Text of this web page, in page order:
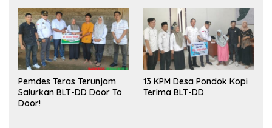
Pemdes Teras Terunjam
Salurkan BLT-DD Door To
Door!
13 KPM Desa Pondok Kopi
Terima BLT-DD